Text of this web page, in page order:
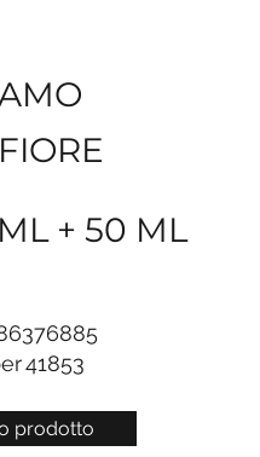
prodotto
+ 50 ML
41853